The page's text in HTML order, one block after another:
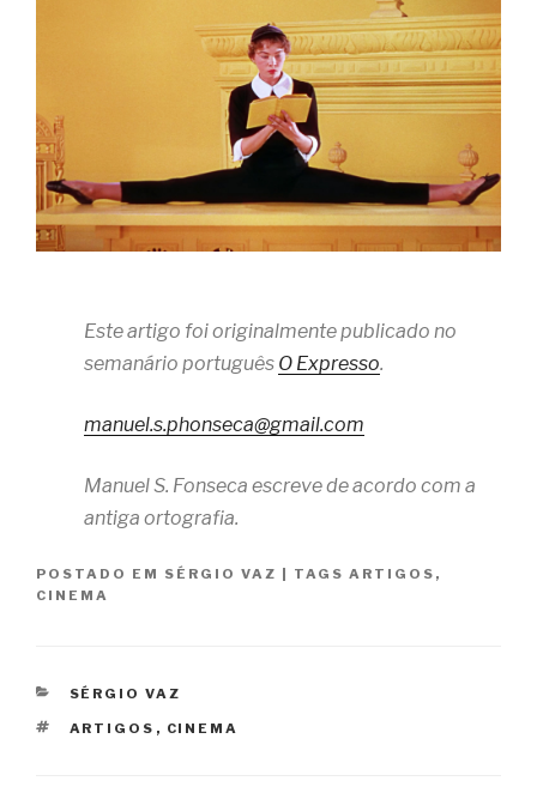
Este artigo foi originalmente publicado no
semanário português O Expresso.
manuel.s.phonseca@gmail.com
Manuel S. Fonseca escreve de acordo com a
antiga ortografia.
POSTADO EM SÉRGIO VAZ | TAGS ARTIGOS ,
CINEMA
CATEGORIAS
SÉRGIO VAZ
TAGS
ARTIGOS , CINEMA